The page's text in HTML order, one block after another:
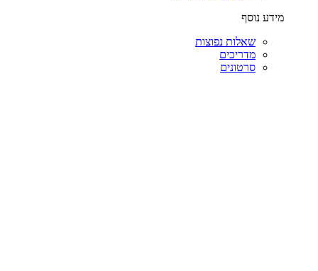
מידע נוסף
שאלות נפוצות
מדריכים
סרטונים